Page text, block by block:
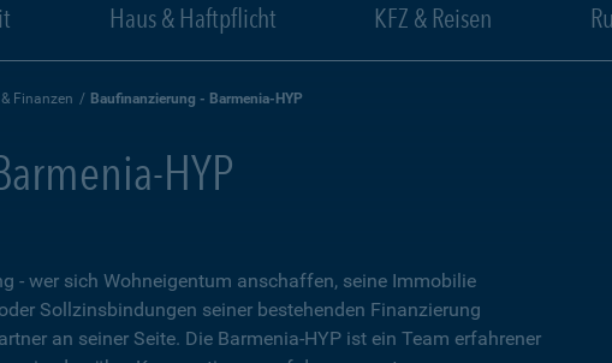
Haus & Haftpflicht KFZ & Reisen
Finanzen Baufinanzierung - Barmenia-HYP
HYP
- wer sich Wohneigentum anschaffen, seine Immobilie
Sollzinsbindungen seiner bestehenden Finanzierung
an seiner Seite. Die Barmenia-HYP ist ein Team erfahrener